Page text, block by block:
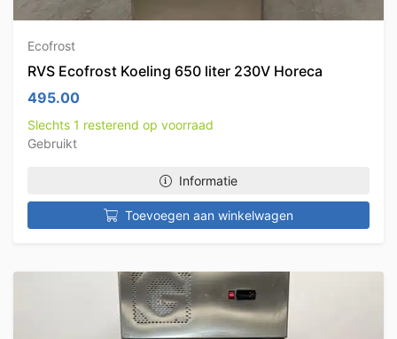
Ecofrost
RVS Ecofrost Koeling 650 liter 230V Horeca
495.00
Slechts 1 resterend op voorraad
Gebruikt
Informatie
Toevoegen aan winkelwagen